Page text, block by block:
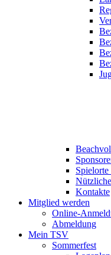
Kontakte
Mitglied werden
Online-
Abmeldung
Mein TSV
Sommerfest